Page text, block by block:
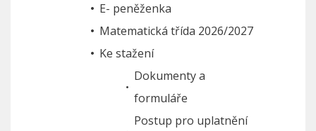
E- peněženka
Matematická třída 2026/2027
Ke stažení
Dokumenty a
formuláře
Postup pro uplatnění